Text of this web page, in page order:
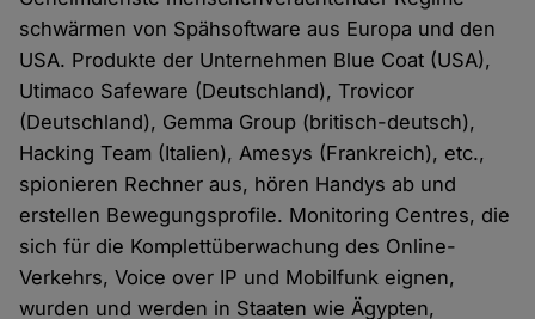
schwärmen von Spähsoftware aus Europa und den
USA. Produkte der Unternehmen Blue Coat (USA),
Utimaco Safeware (Deutschland), Trovicor
(Deutschland), Gemma Group (britisch-deutsch),
Hacking Team (Italien), Amesys (Frankreich), etc.,
spionieren Rechner aus, hören Handys ab und
erstellen Bewegungsprofile. Monitoring Centres, die
sich für die Komplettüberwachung des Online-
Verkehrs, Voice over IP und Mobilfunk eignen,
wurden und werden in Staaten wie Ägypten,